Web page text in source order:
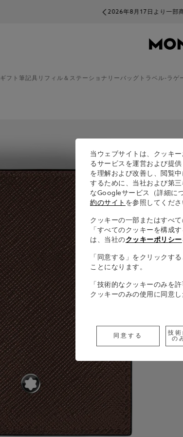
2026年8月17日より一部商品の価格が変更になります。
ギフト 筆記具 リフィル＆ステーショナリーバッグ トラベル-ラゲ
当ウェブサイトは、クッキ
るサービスを運営および提
を理解および改善し、閲覧
するために、当社および第
なGoogleサービス（詳細に
約のサイト を参照してくだ
クッキーの一部またはすべ
「すべてのクッキーを構成
は、当社のクッキーポリシー
「同意する」をクリックす
ことになります。
「技術的なクッキーのみを
クッキーのみの使用に同意し
同意する
技
の